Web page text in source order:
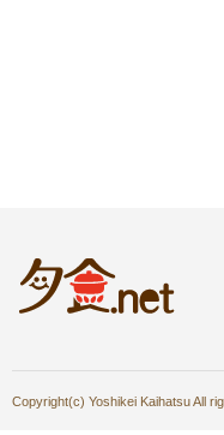
Copyright(c) Yoshikei Kaihatsu All